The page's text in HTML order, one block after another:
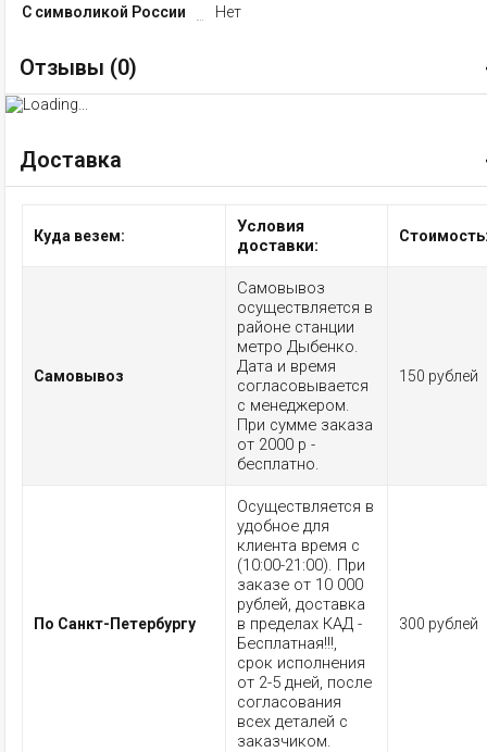
С символикой России
Нет
Отзывы (0)
Доставка
Куда везем:
Условия
доставки:
Самовывоз
Самовывоз
осуществляется в
районе станции
метро Дыбенко.
Дата и время
согласовывается
с менеджером.
При сумме заказа
от 2000 р -
бесплатно.
150 рублей
По Санкт-Петербургу
Осуществляется в
удобное для
клиента время с
(10:00-21:00). При
заказе от 10 000
рублей, доставка
в пределах КАД -
Бесплатная!!!,
срок исполнения
от 2-5 дней, после
согласования
всех деталей с
заказчиком.
300 рублей